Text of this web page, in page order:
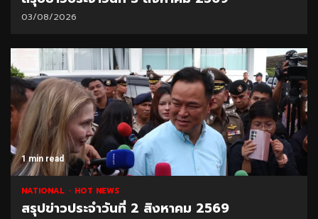
03/08/2026
1 min read
NATIONAL HOT NEWS
สรุปข่าวประจำวันที่ 2 สิงหาคม 2569